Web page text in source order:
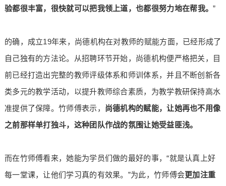
验都很丰富， 很快就可以把我领上道，也都很努力地在帮我。”
的确，成立19年来，尚德机构在对教师的赋能方面，已经形成了
自己独有的方法论。从招聘环节开始，尚德机构便严格把关，目
前已经打造出完整的教师评级体系和师训体系，并且不断创新各
类多元的教学活动，以提升教师综合素质，为教学教研保持高水
准提供了保障。竹师傅表示， 尚德机构的赋能，让她再也不用像
之前那样单打独斗，这种团队作战的氛围让她受益匪浅。
而在竹师傅看来，她能为学员们做的最好的事，“就是认真上好
每一堂课，让他们学习真的有效果。”为此，竹师傅会更加注重